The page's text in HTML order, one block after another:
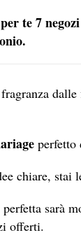
te 7
perfetto
chiare, stai
sarà
offerti.